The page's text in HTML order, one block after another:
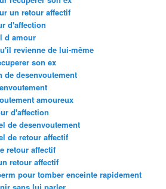
un retour affectif
d'affection
d amour
revienne de lui-même
son ex
de desenvoutement
amoureux
d'affection
de desenvoutement
de retour affectif
retour affectif
retour affectif
pour tomber enceinte rapidement